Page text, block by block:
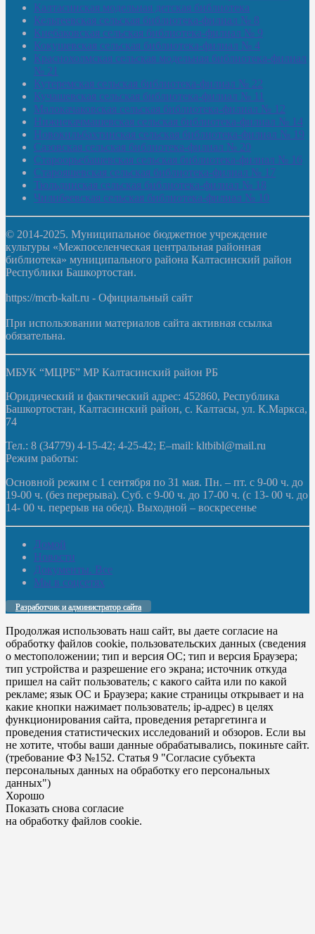
Калтасинская модельная детская библиотека
Кельтеевская сельская библиотека-филиал № 8
Киебаковская сельская библиотека-филиал № 9
Кокушевская сельская библиотека-филиал № 4
Краснохолмская сельская модельная библиотека-филиал
№ 21
Кутеремская сельская библиотека-филиал № 22
Кучашевская сельская библиотека-филиал № 11
Малокачаковская сельская библиотека-филиал № 12
Нижнекачмашевская сельская библиотека-филиал № 14
Новокильбахтинская сельская библиотека-филиал № 19
Сазовская сельская библиотека-филиал № 20
Староорьебашевская сельская библиотека-филиал № 16
Старояшевская сельская библиотека-филиал № 17
Тюльдинская сельская библиотека-филиал № 18
Чилибеевская сельская библиотека-филиал № 10
© 2014-2025. Муниципальное бюджетное учреждение
культуры «Межпоселенческая центральная районная
библиотека» муниципального района Калтасинский район
Республики Башкортостан.
https://mcrb-kalt.ru - Официальный сайт
При использовании материалов сайта активная ссылка
обязательна.
МБУК “МЦРБ” МР Калтасинский район РБ
Юридический и фактический адрес: 452860, Республика
Башкортостан, Калтасинский район, с. Калтасы, ул. К.Маркса,
74
Тел.: 8 (34779) 4-15-42; 4-25-42; E–mail: kltbibl@mail.ru
Режим работы:
Основной режим с 1 сентября по 31 мая. Пн. – пт. с 9-00 ч. до
19-00 ч. (без перерыва). Суб. с 9-00 ч. до 17-00 ч. (с 13- 00 ч. до
14- 00 ч. перерыв на обед). Выходной – воскресенье
Домой
Новости
Документы. Все
Мы в соцсетях
Разработчик и администратор сайта
Продолжая использовать наш сайт, вы даете согласие на
обработку файлов cookie, пользовательских данных (сведения
о местоположении; тип и версия ОС; тип и версия Браузера;
тип устройства и разрешение его экрана; источник откуда
пришел на сайт пользователь; с какого сайта или по какой
рекламе; язык ОС и Браузера; какие страницы открывает и на
какие кнопки нажимает пользователь; ip-адрес) в целях
функционирования сайта, проведения ретаргетинга и
проведения статистических исследований и обзоров. Если вы
не хотите, чтобы ваши данные обрабатывались, покиньте сайт.
(требование ФЗ №152. Статья 9 "Согласие субъекта
персональных данных на обработку его персональных
данных")
Хорошо
Показать снова согласие
на обработку файлов cookie.